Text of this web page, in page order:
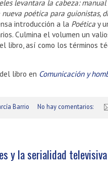
levantara la cabeza:
nueva poética para guionistas,
introducción a la Poética y
Culmina el volumen un
libro, así como los términos
libro en Comunicación y
Barrio No hay comentarios:
y la serialidad televisiva